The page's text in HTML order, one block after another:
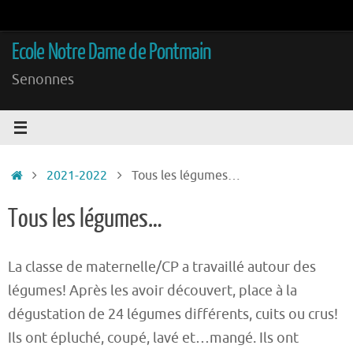
au
contenu
Ecole Notre Dame de Pontmain
Senonnes
Accueil2021-2022 Tous les légumes…
Tous les légumes…
La classe de maternelle/CP a travaillé autour des
légumes! Après les avoir découvert, place à la
dégustation de 24 légumes différents, cuits ou crus!
Ils ont épluché, coupé, lavé et…mangé. Ils ont